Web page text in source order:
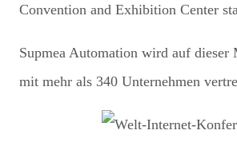
Convention and Exhibition Center
Supmea Automation wird auf dieser
mit mehr als 340 Unternehmen